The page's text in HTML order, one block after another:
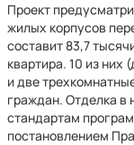
Проект
жилых корпусов
составит 83,7
квартира. 10 из
и две
граждан. Отделка в
стандартам
постановлением